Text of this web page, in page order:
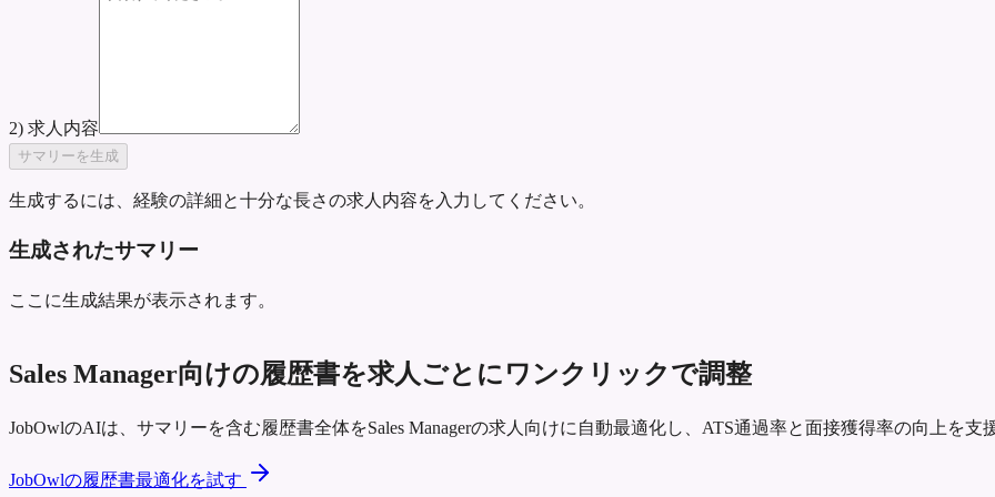
2) 求人内容
サマリーを生成
生成するには、経験の詳細と十分な長さの求人内容を入力してください。
生成されたサマリー
ここに生成結果が表示されます。
Sales Manager向けの履歴書を求人ごとにワンクリックで調整
JobOwlのAIは、サマリーを含む履歴書全体をSales Managerの求人向けに自動最適化し、ATS通過率と面接獲得率の向上を支
JobOwlの履歴書最適化を試す